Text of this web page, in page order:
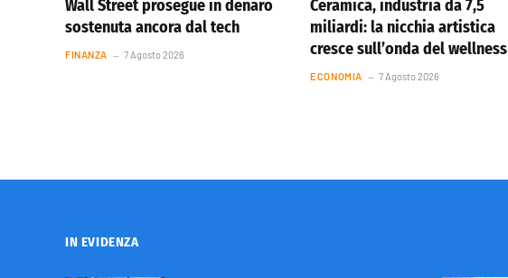
Wall Street prosegue in denaro
sostenuta ancora dal tech
FINANZA 7 Agosto 2026
Ceramica, industria da 7,5
miliardi: la nicchia artistica
cresce sull’onda del wellness
ECONOMIA 7 Agosto 2026
IN EVIDENZA